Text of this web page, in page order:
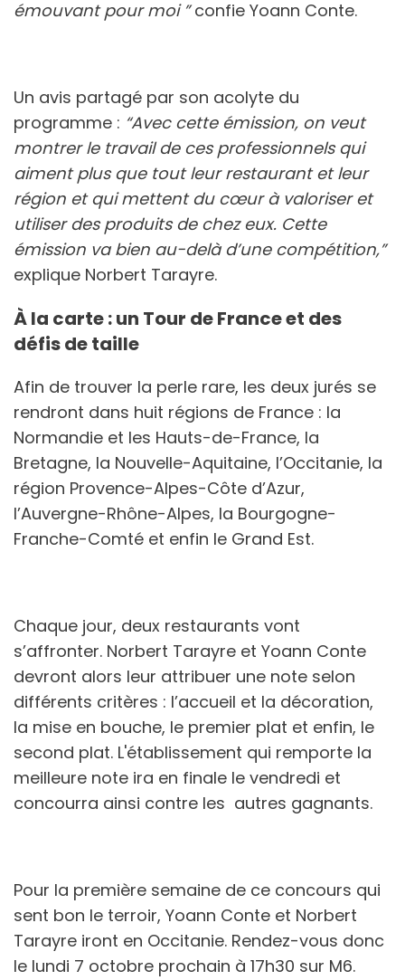
émouvant pour moi ”confie Yoann Conte.
Un avis partagé par son acolyte du
programme : “Avec cette émission, on veut
montrer le travail de ces professionnels qui
aiment plus que tout leur restaurant et leur
région et qui mettent du cœur à valoriser et
utiliser des produits de chez eux. Cette
émission va bien au-delà d’une compétition,”
explique Norbert Tarayre.
À la carte : un Tour de France et des
défis de taille
Afin de trouver la perle rare, les deux jurés se
rendront dans huit régions de France : la
Normandie et les Hauts-de-France, la
Bretagne, la Nouvelle-Aquitaine, l’Occitanie, la
région Provence-Alpes-Côte d’Azur,
l’Auvergne-Rhône-Alpes, la Bourgogne-
Franche-Comté et enfin le Grand Est.
Chaque jour, deux restaurants vont
s’affronter. Norbert Tarayre et Yoann Conte
devront alors leur attribuer une note selon
différents critères : l’accueil et la décoration,
la mise en bouche, le premier plat et enfin, le
second plat. L'établissement qui remporte la
meilleure note ira en finale le vendredi et
concourra ainsi contre les autres gagnants.
Pour la première semaine de ce concours qui
sent bon le terroir, Yoann Conte et Norbert
Tarayre iront en Occitanie. Rendez-vous donc ​​
le lundi 7 octobre prochain à 17h30 sur M6.